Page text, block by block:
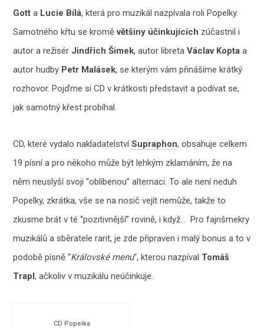
Gott a Lucie Bílá, která pro muzikál nazpívala roli Popelky.
Samotného křtu se kroměvětšiny účinkujících zúčastnil i
autor a režisér Jindřich Šimek, autor libretaVáclav Kopta a
autor hudby Petr Malásek, se kterým vám přinášíme krátký
rozhovor. Pojďme si CD v krátkosti představit a podívat se,
jak samotný křest probíhal.
CD, které vydalo nakladatelstvíSupraphon, obsahuje celkem
19 písní a pro někoho může být lehkým zklamáním, že na
něm neuslyší svoji “oblíbenou” alternaci. To ale není neduh
Popelky, zkrátka, vše se na nosič vejít nemůže, takže to
zkusme brát v té “pozitivnější” rovině, i když… Pro fajnšmekry
muzikálů a sběratele rarit, je zde připraven i malý bonus a to v
podobě písně “Královské menu“, kterou nazpíval Tomáš
Trapl, ačkoliv v muzikálu neúčinkuje.
CD Popelka